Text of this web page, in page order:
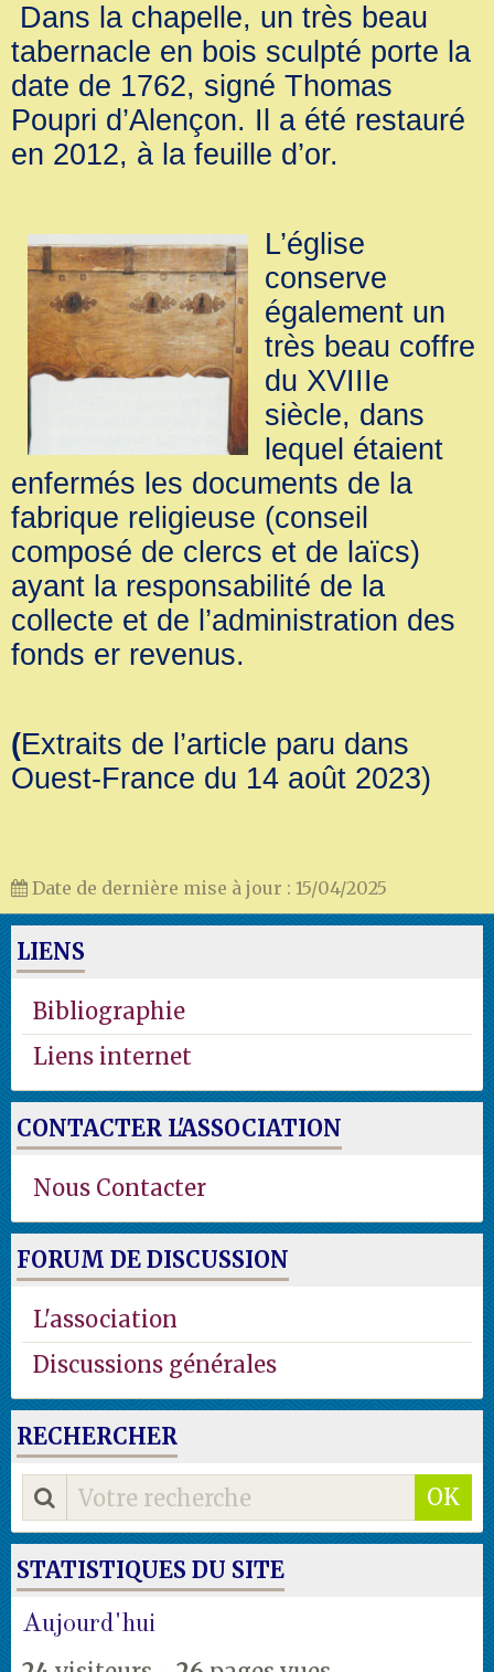
Dans la chapelle, un très beau
tabernacle en bois sculpté porte la
date de 1762, signé Thomas
Poupri d’Alençon. Il a été restauré
en 2012, à la feuille d’or.
L’église
conserve
également un
très beau coffre
du XVIIIe
siècle, dans
lequel étaient
enfermés les documents de la
fabrique religieuse (conseil
composé de clercs et de laïcs)
ayant la responsabilité de la
collecte et de l’administration des
fonds er revenus.
(Extraits de l’article paru dans
Ouest-France du 14 août 2023)
Date de dernière mise à jour : 15/04/2025
LIENS
Bibliographie
Liens internet
CONTACTER L'ASSOCIATION
Nous Contacter
FORUM DE DISCUSSION
L'association
Discussions générales
RECHERCHER
OK
STATISTIQUES DU SITE
Aujourd'hui